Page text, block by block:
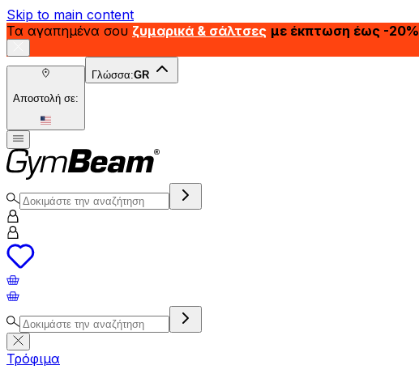
Skip to main content
Τα αγαπημένα σου ζυμαρικά & σάλτσες με έκπτωση έως -20%
Αποστολή σε:
Γλώσσα:GR
Τρόφιμα